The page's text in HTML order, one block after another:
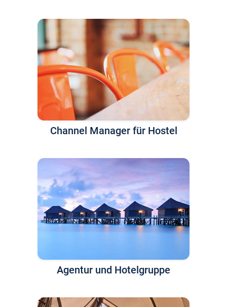
Channel Manager für Hostel
Agentur und Hotelgruppe